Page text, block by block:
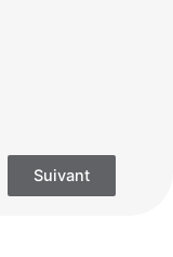
Suivant